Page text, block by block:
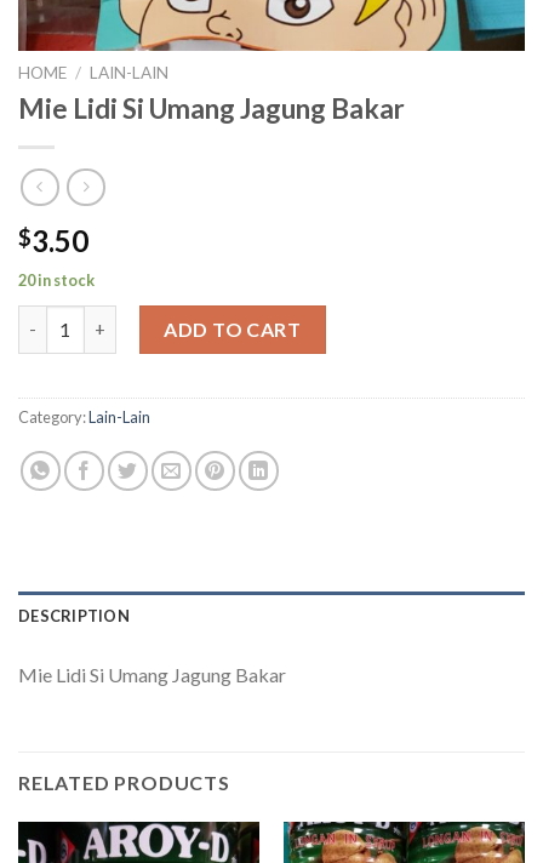
HOME / LAIN-LAIN
Mie Lidi Si Umang Jagung Bakar
$3.50
20 in stock
ADD TO CART
Category:Lain-Lain
DESCRIPTION
Mie Lidi Si Umang Jagung Bakar
RELATED PRODUCTS